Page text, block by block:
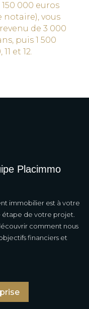
000 euros
notaire), vous
de 3 000
puis 1 500
et 12.
Placimmo
immobilier est à votre
étape de votre projet.
comment nous
financiers et